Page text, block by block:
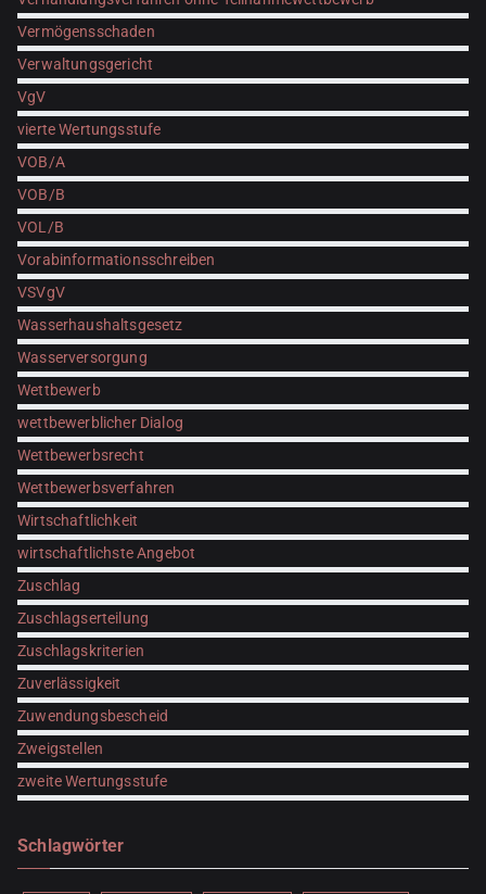
Vermögensschaden
Verwaltungsgericht
VgV
vierte Wertungsstufe
VOB/A
VOB/B
VOL/B
Vorabinformationsschreiben
VSVgV
Wasserhaushaltsgesetz
Wasserversorgung
Wettbewerb
wettbewerblicher Dialog
Wettbewerbsrecht
Wettbewerbsverfahren
Wirtschaftlichkeit
wirtschaftlichste Angebot
Zuschlag
Zuschlagserteilung
Zuschlagskriterien
Zuverlässigkeit
Zuwendungsbescheid
Zweigstellen
zweite Wertungsstufe
Schlagwörter